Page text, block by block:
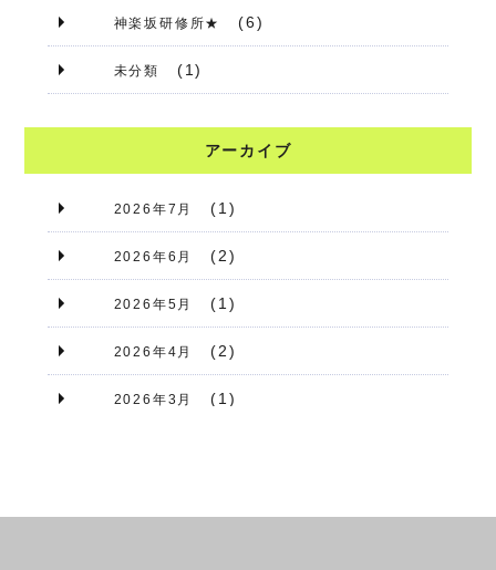
神楽坂研修所★ (6)
未分類 (1)
アーカイブ
2026年7月 (1)
2026年6月 (2)
2026年5月 (1)
2026年4月 (2)
2026年3月 (1)